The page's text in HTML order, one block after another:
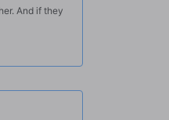
And if they